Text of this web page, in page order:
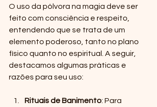
O uso da pólvora na magia deve ser
feito com consciência e respeito,
entendendo que se trata de um
elemento poderoso, tanto no plano
físico quanto no espiritual. A seguir,
destacamos algumas práticas e
razões para seu uso:
Rituais de Banimento: Para